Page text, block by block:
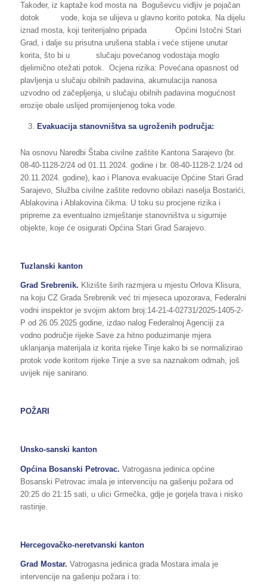
Također, iz kaptaže kod mosta na Boguševcu vidljiv je pojačan
dotok vode, koja se ulijeva u glavno korito potoka. Na dijelu
iznad mosta, koji teriterijalno pripada Općini Istočni Stari
Grad, i dalje su prisutna urušena stabla i veće stijene unutar
korita, što bi u slučaju povećanog vodostaja moglo
djelimično otežati potok. Ocjena rizika: Povećana opasnost od
plavljenja u slučaju obilnih padavina, akumulacija nanosa
uzvodno od začepljenja, u slučaju obilnih padavina mogućnost
erozije obale uslijed promijenjenog toka vode.
Evakuacija stanovništva sa ugroženih područja:
Na osnovu Naredbi Štaba civilne zaštite Kantona Sarajevo (br.
08-40-1128-2/24 od 01.11.2024. godine i br. 08-40-1128-2.1/24 od
20.11.2024. godine), kao i Planova evakuacije Općine Stari Grad
Sarajevo, Služba civilne zaštite redovno obilazi naselja Bostarići,
Ablakovina i Ablakovina čikma. U toku su procjene rizika i
pripreme za eventualno izmještanje stanovništva u sigurnije
objekte, koje će osigurati Općina Stari Grad Sarajevo.
Tuzlanski kanton
Grad Srebrenik. Klizište širih razmjera u mjestu Orlova Klisura,
na koju CZ Grada Srebrenik već tri mjeseca upozorava, Federalni
vodni inspektor je svojim aktom broj:14-21-4-02731/2025-1405-2-
P od 26.05.2025 godine, izdao nalog Federalnoj Agenciji za
vodno područje rijeke Save za hitno poduzimanje mjera
uklanjanja materijala iz korita rijeke Tinje kako bi se normalizirao
protok vode koritom rijeke Tinje a sve sa naznakom odmah, još
uvijek nije sanirano.
POŽARI
Unsko-sanski kanton
Općina Bosanski Petrovac. Vatrogasna jedinica općine
Bosanski Petrovac imala je intervenciju na gašenju požara od
20:25 do 21:15 sati, u ulici Grmečka, gdje je gorjela trava i nisko
rastinje.
Hercegovačko-neretvanski kanton
Grad Mostar. Vatrogasna jedinica grada Mostara imala je
intervencije na gašenju požara i to: